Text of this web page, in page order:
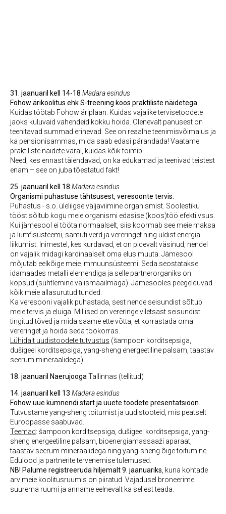
31. jaanuaril kell 14-18 Madara esindus
Fohow ärikoolitus ehk S-treening koos praktiliste näidetega
Kuidas töötab Fohow äriplaan. Kuidas vajalike tervisetoodete
jaoks kuluvaid vahendeid kokku hoida. Olenevalt panusest on
teenitavad summad erinevad. See on reaalne teenimisvõimalus ja
ka pensionisammas, mida saab edasi pärandada! Vaatame
praktiliste näidete varal, kuidas kõik toimib.
Need, kes ennast täiendavad, on ka edukamad ja teenivad teistest
enam – see on juba tõestatud fakt!
25. jaanuaril kell 18 Madara esindus
Organismi puhastuse tähtsusest, veresoonte tervis.
Puhastus - s.o. üleliigse väljaviimine organismist. Soolestiku
tööst sõltub kogu meie organismi edasise (koos)töö efektiivsus.
Kui jämesool ei tööta normaalselt, siis koormab see meie maksa
ja lümfisüsteemi, samuti verd ja vereringet ning üldist energia
liikumist. Inimestel, kes kurdavad, et on pidevalt väsinud, nendel
on vajalik midagi kardinaalselt oma elus muuta. Jämesool
mõjutab eelkõige meie immuunsüsteemi. Seda seostatakse
idamaades metalli elemendiga ja selle partnerorganiks on
kopsud (suhtlemine välismaailmaga). Jämesooles peegelduvad
kõik meie allasurutud tunded.
Ka veresooni vajalik puhastada, sest nende seisundist sõltub
meie tervis ja eluiga. Millised on vereringe viletsast seisundist
tingitud tõved ja mida saame ette võtta, et korrastada oma
vereringet ja hoida seda töökorras.
Lühidalt uudistoodete tutvustus (šampoon korditsepsiga,
dušigeel korditsepsiga, yang-sheng energeetiline palsam, taastav
seerum mineraalidega).
18. jaanuaril NaerujoogaTallinnas (tellitud)
14. jaanuaril kell 13 Madara esindus
Fohow uue kümnendi start ja uuete toodete presentatsioon.
Tutvustame yang-sheng toitumist ja uudistooteid, mis peatselt
Euroopasse saabuvad.
Teemad: šampoon korditsepsiga, dušigeel korditsepsiga, yang-
sheng energeetiline palsam, bioenergiamassaaži aparaat,
taastav seerum mineraalidega ning yang-sheng õige toitumine.
Edulood ja partnerite tervenemise tulemused.
NB! Palume registreeruda hiljemalt 9. jaanuariks, kuna kohtade
arv meie koolitusruumis on piiratud. Vajadusel broneerime
suurema ruumi ja anname eelnevalt ka sellest teada.